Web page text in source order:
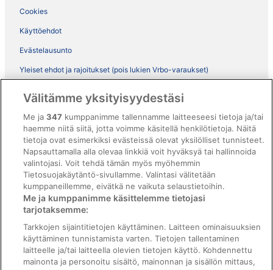
Cookies
Käyttöehdot
Evästelausunto
Yleiset ehdot ja rajoitukset (pois lukien Vrbo-varaukset)
ebookers BONUS+ -ohjelman ehdot
Oikeudelliset tiedot / ota meihin yhteyttä
Sisältövaatimukset ja ilmoituksen tekeminen sisällöstä
Tuki
Ota yhteyttä
Varauksen muuttaminen tai peruuttaminen
Varaa lento lentoyhtiön hyvityskupongeilla
Välitämme yksityisyydestäsi
Me ja347 kumppanimme tallennamme laitteeseesi tietoja ja/tai
haemme niitä siitä, jotta voimme käsitellä henkilötietoja. Näitä
tietoja ovat esimerkiksi evästeissä olevat yksilölliset tunnisteet.
Napsauttamalla alla olevaa linkkiä voit hyväksyä tai hallinnoida
valintojasi. Voit tehdä tämän myös myöhemmin
Tietosuojakäytäntö-sivullamme. Valintasi välitetään
kumppaneillemme, eivätkä ne vaikuta selaustietoihin.
Me ja kumppanimme käsittelemme tietojasi
tarjotaksemme:
Tarkkojen sijaintitietojen käyttäminen. Laitteen ominaisuuksien
käyttäminen tunnistamista varten. Tietojen tallentaminen
laitteelle ja/tai laitteella olevien tietojen käyttö. Kohdennettu
mainonta ja personoitu sisältö, mainonnan ja sisällön mittaus,